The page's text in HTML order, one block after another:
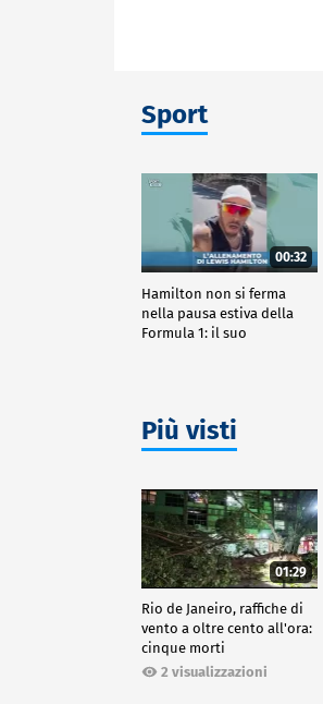
Sport
00:32
Hamilton non si ferma
nella pausa estiva della
Formula 1: il suo
Più visti
01:29
Rio de Janeiro, raffiche di
vento a oltre cento all'ora:
cinque morti
2 visualizzazioni